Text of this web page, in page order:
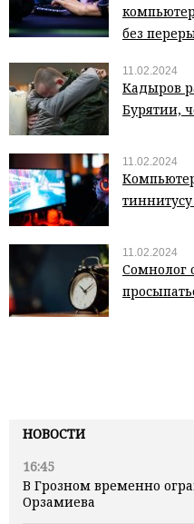
НОВОСТИ
16:45
В Грозном временно
Орзамиева
без
11.02.2024
Кадыров
Бурятии,
11.02.2024
11.02.2024
Сомнолог